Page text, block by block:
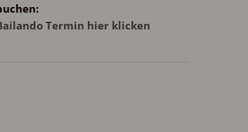
Termin hier klicken